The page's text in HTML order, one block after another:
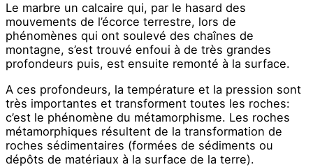
Le marbre un calcaire qui, par le hasard des
mouvements de l’écorce terrestre, lors de
phénomènes qui ont soulevé des chaînes de
montagne, s’est trouvé enfoui à de très grandes
profondeurs puis, est ensuite remonté à la surface.
A ces profondeurs, la température et la pression sont
très importantes et transforment toutes les roches:
c’est le phénomène du métamorphisme. Les roches
métamorphiques résultent de la transformation de
roches sédimentaires (formées de sédiments ou
dépôts de matériaux à la surface de la terre).